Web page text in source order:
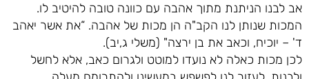
אב לבנו הניתנת מתוך אהבה עם כוונה טובה להיטיב לו.
המכות שנותן לנו הקב"ה הן מכות של אהבה. “את אשר יאהב
ד' – יוכיח, וכאב את בן ירצה" (משלי ג,יב).
לכן מכות כאלה לא נועדו למוטט ולגרום כאב, אלא לחשל